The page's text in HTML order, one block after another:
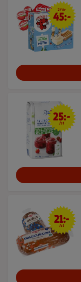
2 för 45 kr
2 för
45:-
25 kr/st
25:-
/st
21 kr/st
21:-
/st